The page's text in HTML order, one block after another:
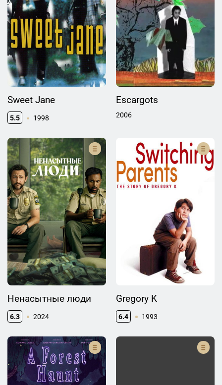
Sweet Jane
5.5 1998
Escargots
2006
Ненасытные люди
6.3 2024
Gregory K
6.4 1993